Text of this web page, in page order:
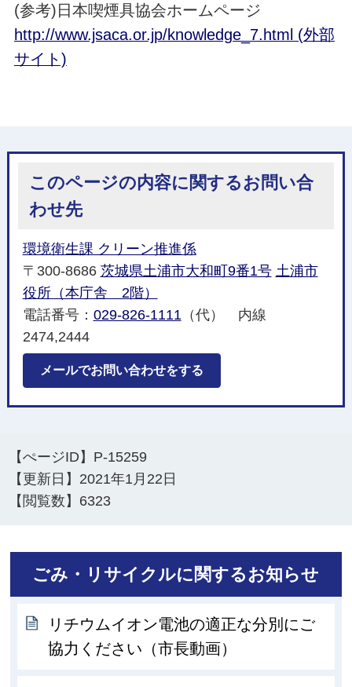
(参考)日本喫煙具協会ホームページ
http://www.jsaca.or.jp/knowledge_7.html (外部
サイト)
このページの内容に関するお問い合
わせ先
環境衛生課 クリーン推進係
〒300-8686 茨城県土浦市大和町9番1号 土浦市
役所（本庁舎 2階）
電話番号： 029-826-1111（代） 内線
2474,2444
メールでお問い合わせをする
【ぺージID】 P-15259
【更新日】 2021年1月22日
【閲覧数】 6323
ごみ・リサイクルに関するお知らせ
リチウムイオン電池の適正な分別にご
協力ください（市長動画）